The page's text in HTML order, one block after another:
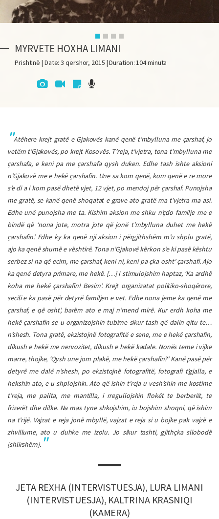
MYRVETE HOXHA LIMANI
Prishtinë | Date: 3 qershor, 2015 | Duration: 104 minuta
Atëhere krejt gratë e Gjakovës kanë qenë t’mbylluna me çarshaf, jo
vetëm t’Gjakovës, po krejt Kosovës. T’reja, t’vjetra, tona t’mbylluna me
çarshafa, e keni pa me çarshafa qysh duken. Edhe tash ishte aksioni
n’Gjakovë me e hekë çarshafin. Une sa kom qenë, kom qenë e re more
s’e di a i kom pasë dhetë vjet, 12 vjet, po mendoj për çarshaf. Punojsha
me gratë, se kanë qenë shoqatat e grave ato gratë ma t’vjetra ma asi.
Edhe unë punojsha me ta. Kishim aksion me shku n’çdo familje me e
bindë që ‘nona jote, motra jote që jonë t’mbylluna duhet me hekë
çarshafin’. Edhe ky ka qenë nji aksion i përgjithshëm m’u shplu gratë,
ajo ka qenë shumë e vështirë. Tona n’Gjakovë kërkon s’e ki pasë kështu
serbez si na që ecim, me çarshaf, keni ni, keni pa çka osht’ çarshafi. Ajo
ka qenë detyra primare, me hekë. […]I stimulojshim haptaz, ‘Ka ardhë
koha me hekë çarshafin! Besim’. Krejt organizatat politiko-shoqërore,
secili e ka pasë për detyrë familjen e vet. Edhe nona jeme ka qenë me
çarshaf, e që osht’, barëm ato e maj n’mend mirë. Kur erdh koha me
hekë çarshafin se u organizojshin tubime sikur tash që dalin qitu te…
n’shesh. Tona gratë, ekzistojnë fotografitë e sene, me e hekë çarshafin,
dikush e hekë me nervozitet, dikush e hekë kadale. Nonës teme i vijke
marre, thojke, ‘Qysh une jom plakë, me hekë çarshafin?’ Kanë pasë për
detyrë me dalë n’shesh, po ekzistojnë fotografitë, fotografi t’gjalla, e
hekshin ato, e u shplojshin. Ato që ishin t’reja u vesh’shin me kostime
t’reja, me pallta, me mantilla, i rregullojshin flokët te berberët, te
frizerët dhe dilke. Na mas tyne shkojshim, iu bojshim shoqni, që ishim
na t’rijë. Vajzat e reja jonë mbyllë, vajzat e reja si u bojke pak vajzë e
zhvillume, ato u duhke me izolu. Jo sikur tashti, gjithçka sllobodë
[shlirshëm].
JETA REXHA (INTERVISTUESJA), LURA LIMANI
(INTERVISTUESJA), KALTRINA KRASNIQI
(KAMERA)